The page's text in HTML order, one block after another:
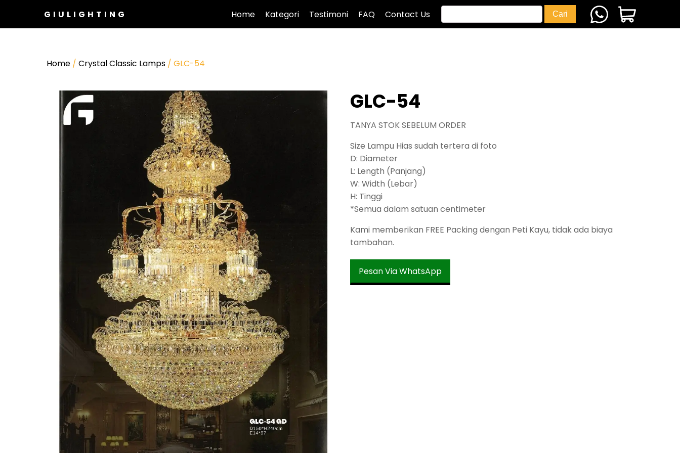
GIULIGHTING Home Kategori Testimoni FAQ Contact Us
Home / Crystal Classic Lamps / GLC-54
GLC-54
TANYA STOK SEBELUM ORDER
Size Lampu Hias sudah tertera di foto
D: Diameter
L: Length (Panjang)
W: Width (Lebar)
H: Tinggi
*Semua dalam satuan centimeter
Kami memberikan FREE Packing dengan Peti Kayu, tidak ada biaya
tambahan.
Pesan Via WhatsApp